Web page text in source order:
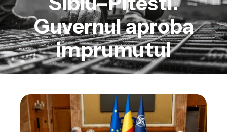
Guvernul aproba
imprumutul